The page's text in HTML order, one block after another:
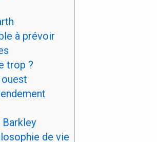
à prévoir
trop ?
Barkley
de vie